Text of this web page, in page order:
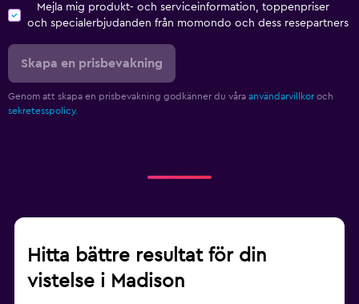
Mejla mig produkt- och serviceinformation, toppenpriser
och specialerbjudanden från momondo och dess resepartners
Skapa en prisbevakning
Genom att skapa en prisbevakning godkänner du våra användarvillkor och
sekretesspolicy.
Hitta bättre resultat för din
vistelse i Madison